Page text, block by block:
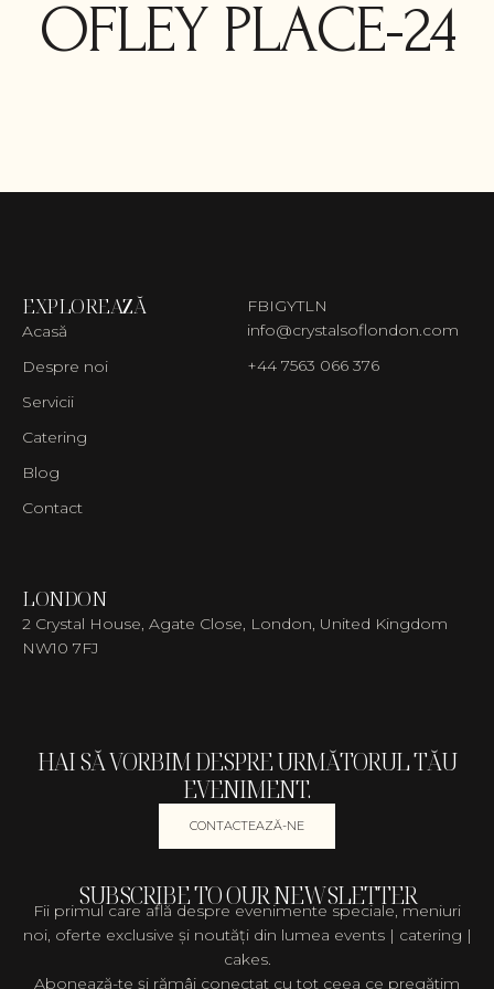
OFLEY PLACE-24
EXPLOREAZĂ
Acasă
Despre noi
Servicii
Catering
Blog
Contact
FBIGYTLN
info@crystalsoflondon.com
+44 7563 066 376
LONDON
2 Crystal House, Agate Close, London, United Kingdom
NW10 7FJ
HAI SĂ VORBIM DESPRE URMĂTORUL TĂU
EVENIMENT.
CONTACTEAZĂ-NE
SUBSCRIBE TO OUR NEWSLETTER
Fii primul care află despre evenimente speciale, meniuri
noi, oferte exclusive și noutăți din lumea events | catering |
cakes.
Abonează-te și rămâi conectat cu tot ceea ce pregătim